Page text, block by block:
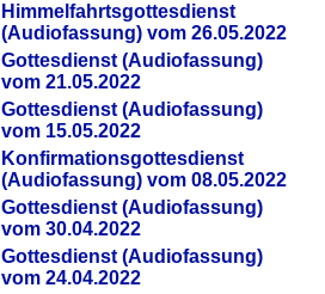
Himmelfahrtsgottesdienst
(Audiofassung) vom 26.05.2022
Gottesdienst (Audiofassung)
vom 21.05.2022
Gottesdienst (Audiofassung)
vom 15.05.2022
Konfirmationsgottesdienst
(Audiofassung) vom 08.05.2022
Gottesdienst (Audiofassung)
vom 30.04.2022
Gottesdienst (Audiofassung)
vom 24.04.2022